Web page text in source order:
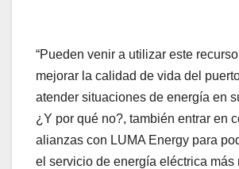
“Pueden venir a utilizar este
mejorar la calidad de vida del
atender situaciones de energía en
¿Y por qué no?, también entrar en
alianzas con LUMA Energy para
el servicio de energía eléctrica más